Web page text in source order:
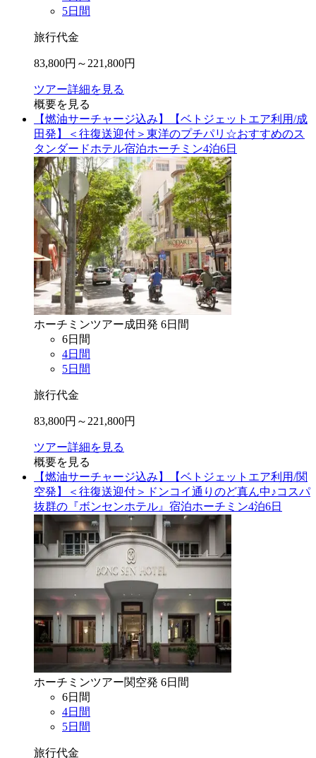
5日間
旅行代金
83,800円～ 221,800円
ツアー詳細を見る
概要を見る
【燃油サーチャージ込み】【ベトジェットエア利用/成
田発】＜往復送迎付＞東洋のプチパリ☆おすすめのス
タンダードホテル宿泊ホーチミン4泊6日
ホーチミンツアー成田発 6日間
6日間
4日間
5日間
旅行代金
83,800円～ 221,800円
ツアー詳細を見る
概要を見る
【燃油サーチャージ込み】【ベトジェットエア利用/関
空発】＜往復送迎付＞ドンコイ通りのど真ん中♪コスパ
抜群の『ボンセンホテル』宿泊ホーチミン4泊6日
ホーチミンツアー関空発 6日間
6日間
4日間
5日間
旅行代金